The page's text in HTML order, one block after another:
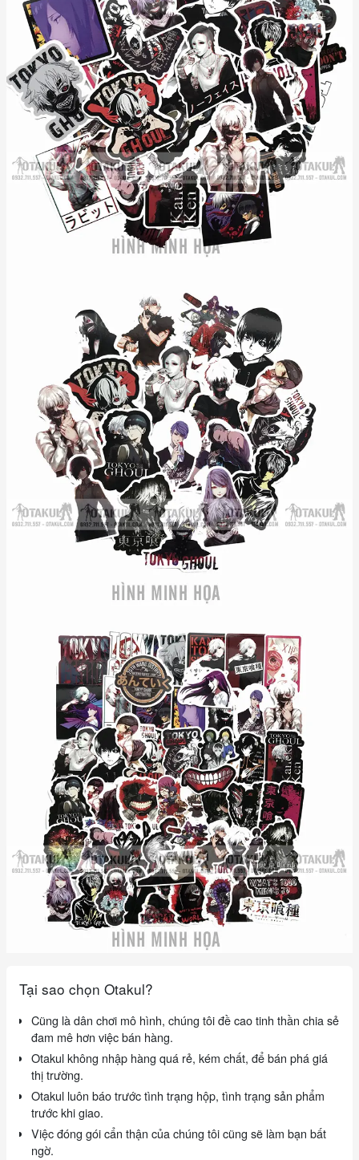
Tại sao chọn Otakul?
Cũng là dân chơi mô hình, chúng tôi đề cao tinh thần chia sẻ
đam mê hơn việc bán hàng.
Otakul không nhập hàng quá rẻ, kém chất, để bán phá giá
thị trường.
Otakul luôn báo trước tình trạng hộp, tình trạng sản phẩm
trước khi giao.
Việc đóng gói cẩn thận của chúng tôi cũng sẽ làm bạn bất
ngờ.